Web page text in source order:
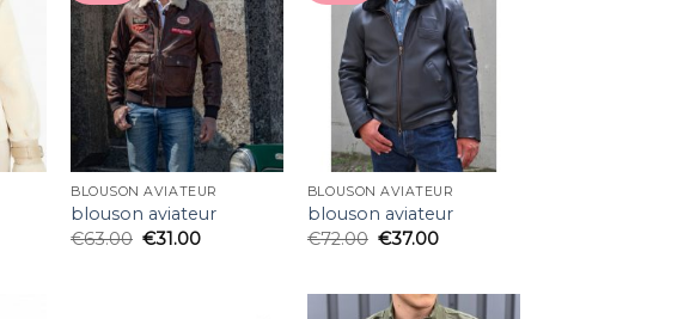
BLOUSON AVIATEUR
blouson aviateur
€63.00 €31.00
BLOUSON AVIATEUR
blouson aviateur
€72.00 €37.00